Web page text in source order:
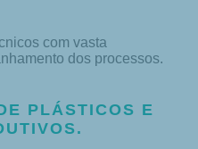
com vasta
dos processos.
PLÁSTICOS E